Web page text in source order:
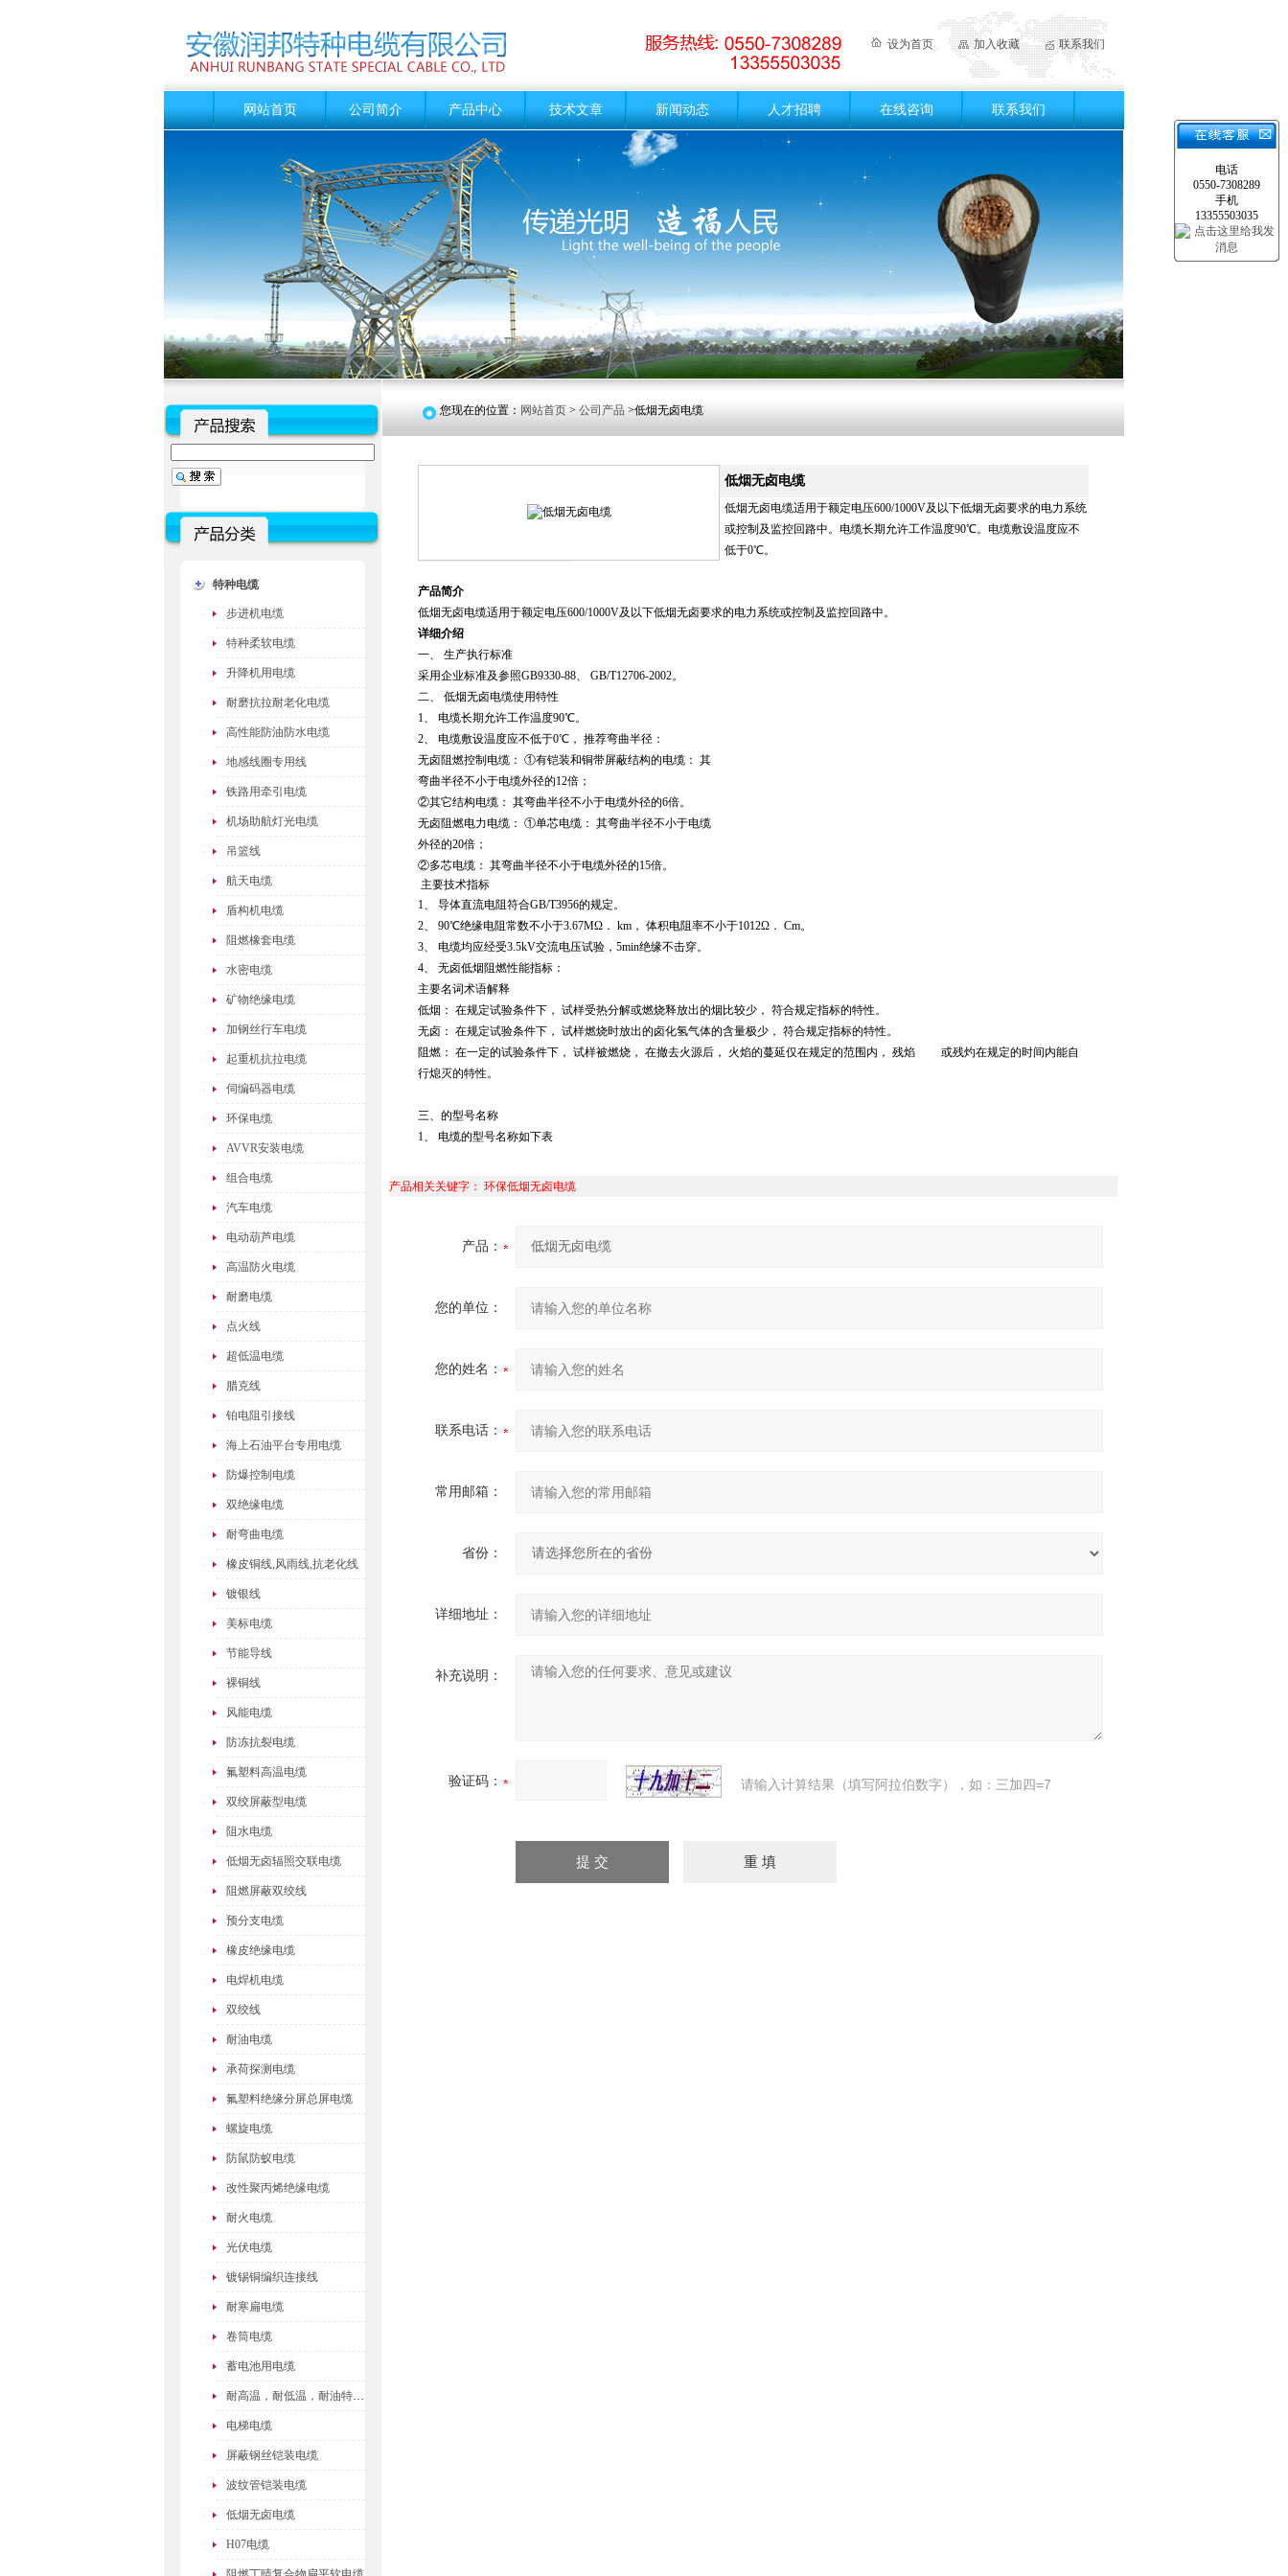
设为首页 加入收藏 联系我们
网站首页 公司简介 产品中心 技术文章 新闻动态 人才招聘 在线咨询 联系我们
电话
0550-7308289
手机
13355503035
特种电缆
步进机电缆
特种柔软电缆
升降机用电缆
耐磨抗拉耐老化电缆
高性能防油防水电缆
地感线圈专用线
铁路用牵引电缆
机场助航灯光电缆
吊篮线
航天电缆
盾构机电缆
阻燃橡套电缆
水密电缆
矿物绝缘电缆
加钢丝行车电缆
起重机抗拉电缆
伺编码器电缆
环保电缆
AVVR安装电缆
组合电缆
汽车电缆
电动葫芦电缆
高温防火电缆
耐磨电缆
点火线
超低温电缆
腊克线
铂电阻引接线
海上石油平台专用电缆
防爆控制电缆
双绝缘电缆
耐弯曲电缆
橡皮铜线,风雨线,抗老化线
镀银线
美标电缆
节能导线
裸铜线
风能电缆
防冻抗裂电缆
氟塑料高温电缆
双绞屏蔽型电缆
阻水电缆
低烟无卤辐照交联电缆
阻燃屏蔽双绞线
预分支电缆
橡皮绝缘电缆
电焊机电缆
双绞线
耐油电缆
承荷探测电缆
氟塑料绝缘分屏总屏电缆
螺旋电缆
防鼠防蚁电缆
改性聚丙烯绝缘电缆
耐火电缆
光伏电缆
镀锡铜编织连接线
耐寒扁电缆
卷筒电缆
蓄电池用电缆
耐高温，耐低温，耐油特种电缆
电梯电缆
屏蔽钢丝铠装电缆
波纹管铠装电缆
低烟无卤电缆
H07电缆
您现在的位置： 网站首页 > 公司产品 >低烟无卤电缆
低烟无卤电缆
低烟无卤电缆适用于额定电压600/1000V及以下低烟无卤要求的电力系统
或控制及监控回路中。电缆长期允许工作温度90℃。电缆敷设温度应不
低于0℃。
产品简介
低烟无卤电缆适用于额定电压600/1000V及以下低烟无卤要求的电力系统或控制及监控回路中。
详细介绍
一、 生产执行标准
采用企业标准及参照GB9330-88、 GB/T12706-2002。
二、 低烟无卤电缆使用特性
1、 电缆长期允许工作温度90℃。
2、 电缆敷设温度应不低于0℃ ， 推荐弯曲半径：
无卤阻燃控制电缆 ： ①有铠装和铜带屏蔽结构的电缆： 其
弯曲半径不小于电缆外径的12倍；
②其它结构电缆： 其弯曲半径不小于电缆外径的6倍。
无卤阻燃电力电缆 ： ①单芯电缆： 其弯曲半径不小于电缆
外径的20倍；
②多芯电缆： 其弯曲半径不小于电缆外径的15倍。
主要技术指标
1、 导体直流电阻符合GB/T3956的规定。
2、 90℃绝缘电阻常数不小于3.67MΩ． km， 体积电阻率不小于1012Ω． Cm。
3、 电缆均应经受3.5kV交流电压试验，5min绝缘不击穿。
4、 无卤低烟阻燃性能指标：
主要名词术语解释
低烟： 在规定试验条件下， 试样受热分解或燃烧释放出的烟比较少， 符合规定指标的特性。
无卤： 在规定试验条件下， 试样燃烧时放出的卤化氢气体的含量极少， 符合规定指标的特性。
阻燃： 在一定的试验条件下， 试样被燃烧， 在撤去火源后， 火焰的蔓延仅在规定的范围内， 残焰 或残灼在规定的时间内能自
行熄灭的特性。
三、 的型号名称
1、 电缆的型号名称如下表
产品相关关键字： 环保低烟无卤电缆
产品：
您的单位：
您的姓名：
联系电话：
常用邮箱：
省份：
详细地址：
补充说明：
验证码： 请输入计算结果（填写阿拉伯数字），如：三加四=7